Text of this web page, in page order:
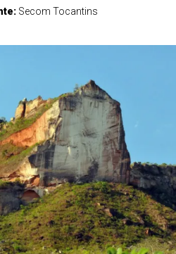
Secom Tocantins